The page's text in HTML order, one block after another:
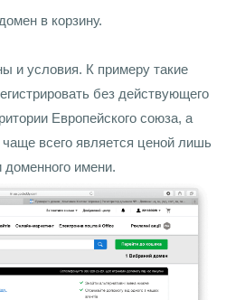
в корзину.
и условия. К примеру такие
без действующего
Европейского союза, а
всего является ценой лишь
доменного имени.